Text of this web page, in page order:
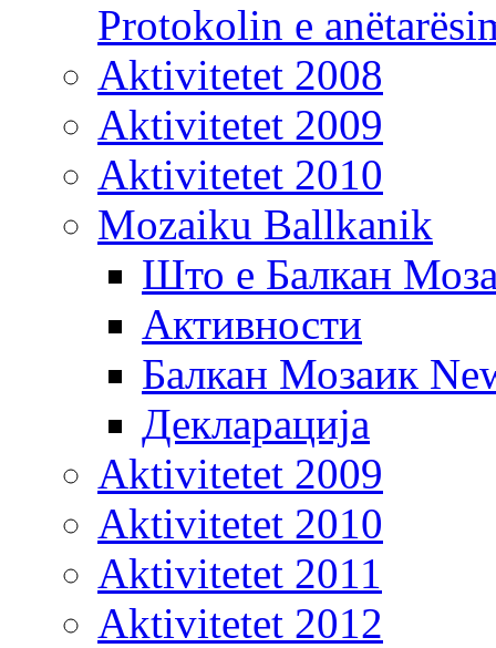
Protokolin e
Aktivitetet 2008
Aktivitetet 2009
Aktivitetet 2010
Mozaiku Ballkanik
Што е Балкан
Активности
Балкан Мозаик
Декларација
Aktivitetet 2009
Aktivitetet 2010
Aktivitetet 2011
Aktivitetet 2012